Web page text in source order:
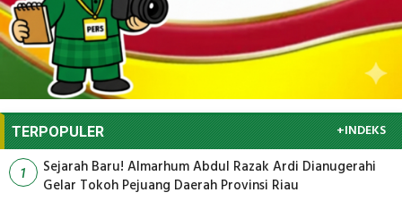
TERPOPULER +INDEKS
1
Sejarah Baru! Almarhum Abdul Razak Ardi Dianugerahi
Gelar Tokoh Pejuang Daerah Provinsi Riau